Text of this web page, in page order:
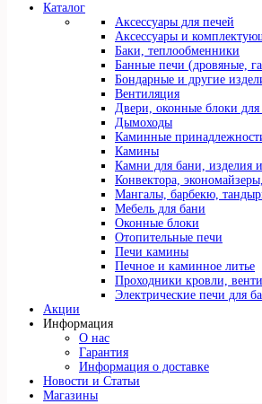
Каталог
Аксессуары для печей
Аксессуары и
Баки, теплообменники
Банные печи (дровяные,
Бондарные и другие
Вентиляция
Двери, оконные блоки
Дымоходы
Каминные
Камины
Камни для бани, изделия
Конвектора,
Мангалы, барбекю,
Мебель для бани
Оконные блоки
Отопительные печи
Печи камины
Печное и каминное литье
Проходники кровли,
Электрические печи для
Акции
Информация
О нас
Гарантия
Информация о доставке
Новости и Статьи
Магазины